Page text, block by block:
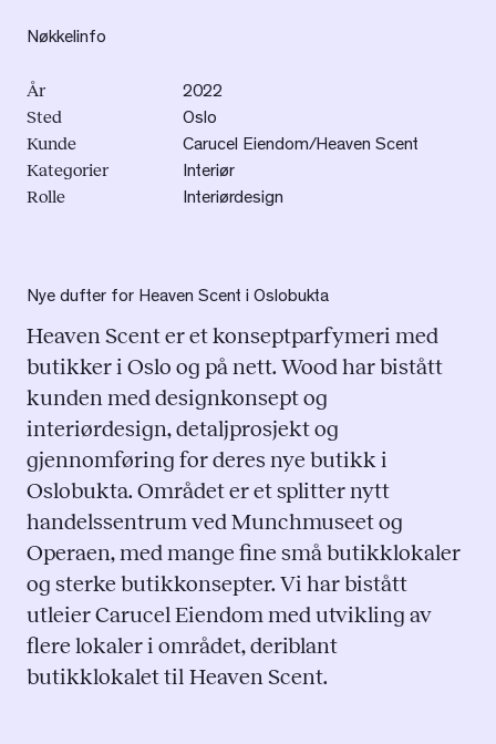
Nøkkelinfo
År 2022
Sted Oslo
Kunde Carucel Eiendom/Heaven Scent
Kategorier Interiør
Rolle Interiørdesign
Nye dufter for Heaven Scent i Oslobukta
Heaven Scent er et konseptparfymeri med
butikker i Oslo og på nett. Wood har bistått
kunden med designkonsept og
interiørdesign, detaljprosjekt og
gjennomføring for deres nye butikk i
Oslobukta. Området er et splitter nytt
handelssentrum ved Munchmuseet og
Operaen, med mange fine små butikklokaler
og sterke butikkonsepter. Vi har bistått
utleier Carucel Eiendom med utvikling av
flere lokaler i området, deriblant
butikklokalet til Heaven Scent.